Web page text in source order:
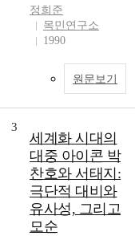
정희준
목민연구소
1990
원문보기
3
세계화 시대의
대중 아이콘 박
찬호와 서태지:
극단적 대비와
유사성, 그리고
모순